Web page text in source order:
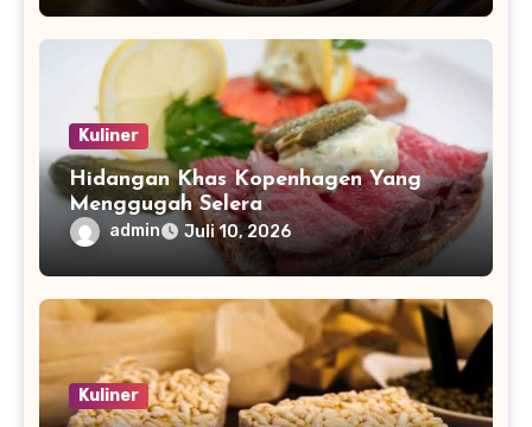
Kuliner
Hidangan Khas Kopenhagen Yang
Menggugah Selera
admin Juli 10, 2026
Kuliner